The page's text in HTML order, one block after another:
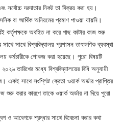
সর্বোচ্চ দরদাতার নিকট তা বিক্রয় করা হয়।
বা আর্থিক অনিয়মের প্রমাণ পাওয়া যায়নি।
কর্তৃপক্ষকে অবহিত না করে গাছ কাটার কাজ শুরু
সাথে বিশ্ববিদ্যালয় প্রশাসন তাৎক্ষণিক ব্যবস্থা
কর্মচারীকে শোকজ করা হয়েছে। পুরো বিষয়টি
তারিখের মধ্যে বিশ্ববিদ্যালয়ের বিধি অনুযায়ী
সাথে সংশ্লিষ্ট ক্রেতা ওয়ার্ক অর্ডার প্রাপ্তির
শুরু করার কারণে তাকে ওয়ার্ক অর্ডার না দিয়ে পুরো
ও আবেগকে শ্রদ্ধার সাথে বিবেচনা করার কথা